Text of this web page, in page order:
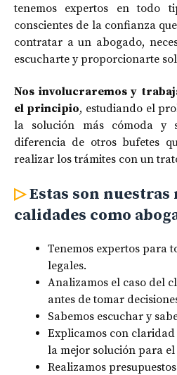
tenemos expertos en todo
conscientes de la confianza
contratar a un abogado,
escucharte y proporcionarte
Nos involucraremos y
el principio, estudiando el
la solución más cómoda y
diferencia de otros bufetes
realizar los trámites con un
▷Estas son nuestras
calidades como
Tenemos expertos para
legales.
Analizamos el caso del
antes de tomar
Sabemos escuchar y
Explicamos con
la mejor solución para el
Realizamos